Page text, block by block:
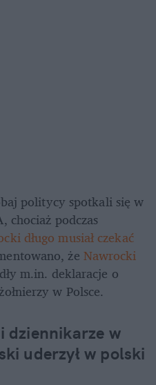
politycy spotkali się w
chociaż podczas
długo musiał czekać
że Nawrocki
m.in. deklaracje o
w Polsce.
dziennikarze w
uderzył w polski